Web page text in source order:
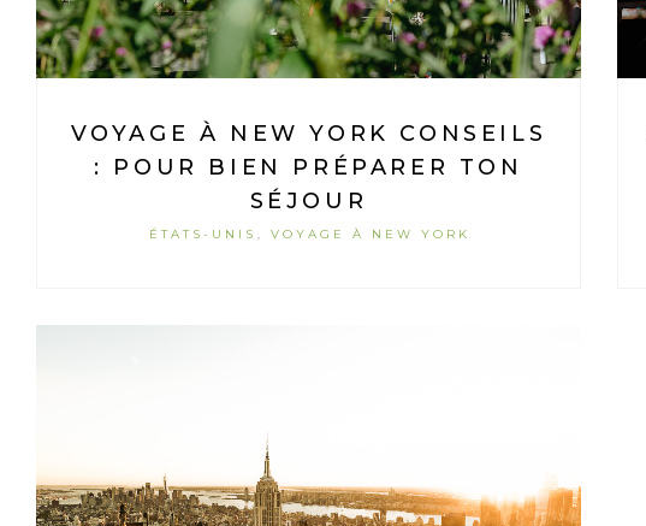
VOYAGE À NEW YORK CONSEILS
: POUR BIEN PRÉPARER TON
SÉJOUR
ÉTATS-UNIS , VOYAGE À NEW YORK